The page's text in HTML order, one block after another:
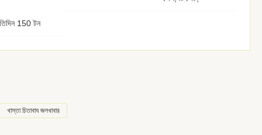
150 টন
খাস্তা চিতাবাঘ জলখাবার